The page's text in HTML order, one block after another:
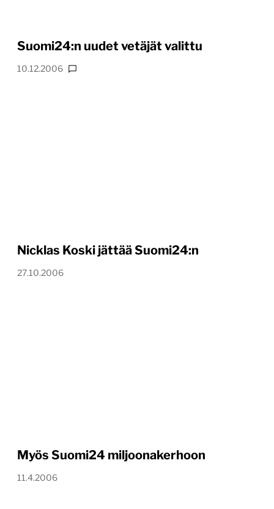
Suomi24:n uudet vetäjät valittu
10.12.2006
Nicklas Koski jättää Suomi24:n
27.10.2006
Myös Suomi24 miljoonakerhoon
11.4.2006